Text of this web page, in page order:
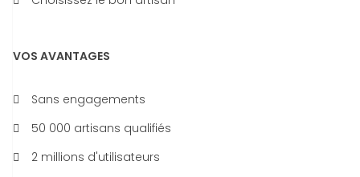
VOS AVANTAGES
Sans engagements
50 000 artisans qualifiés
2 millions d'utilisateurs